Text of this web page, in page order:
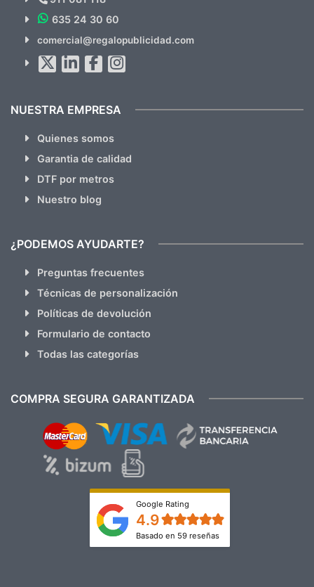
hacemos Spam)
635 24 30 60
comercial@regalopublicidad.com
NUESTRA EMPRESA
Quienes somos
Garantia de calidad
DTF por metros
Nuestro blog
¿PODEMOS AYUDARTE?
Preguntas frecuentes
Técnicas de personalización
Políticas de devolución
Formulario de contacto
Todas las categorías
COMPRA SEGURA GARANTIZADA
Google Rating
4.9
Basado en 59 reseñas